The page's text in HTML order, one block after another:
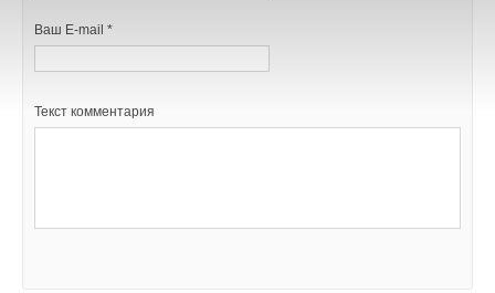
Ваш E-mail *
Текст комментария